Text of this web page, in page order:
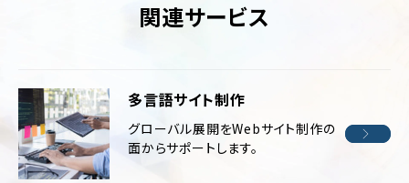
関連サービス
多言語サイト制作
グローバル展開をWebサイト制作の
面からサポートします。